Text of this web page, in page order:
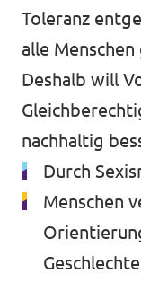
Transparenz
Datenschutz
Impressum
Toleranz
alle Menschen
Deshalb will
nachhaltig
Durch
Menschen